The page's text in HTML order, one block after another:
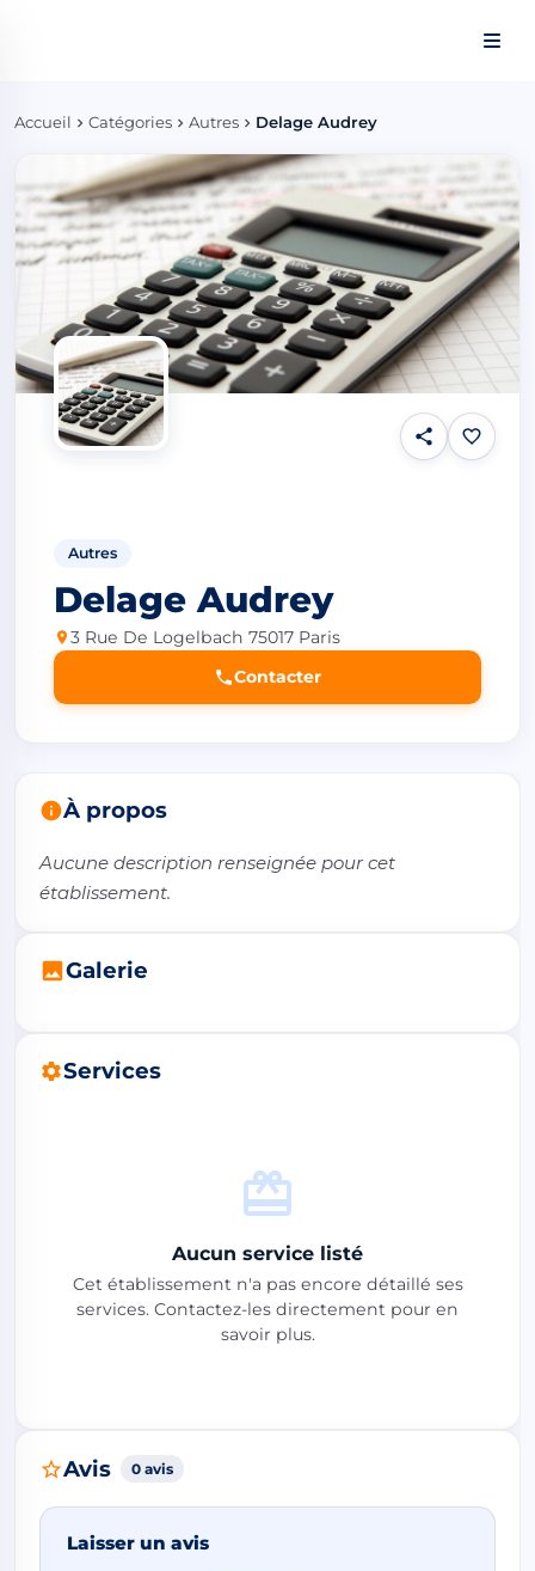
Accueil Catégories Autres Delage Audrey
Autres
Delage Audrey
3 Rue De Logelbach 75017 Paris
Contacter
À propos
Aucune description renseignée pour cet
établissement.
Galerie
Services
Aucun service listé
Cet établissement n'a pas encore détaillé ses
services. Contactez-les directement pour en
savoir plus.
Avis 0 avis
Laisser un avis